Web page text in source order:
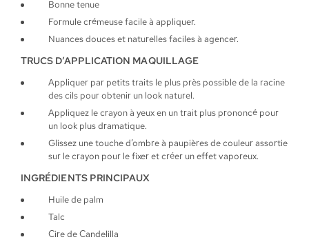
Bonne tenue
Formule crémeuse facile à appliquer.
Nuances douces et naturelles faciles à agencer.
TRUCS D’APPLICATION MAQUILLAGE
Appliquer par petits traits le plus près possible de la racine
des cils pour obtenir un look naturel.
Appliquez le crayon à yeux en un trait plus prononcé pour
un look plus dramatique.
Glissez une touche d’ombre à paupières de couleur assortie
sur le crayon pour le fixer et créer un effet vaporeux.
INGRÉDIENTS PRINCIPAUX
Huile de palm
Talc
Cire de Candelilla